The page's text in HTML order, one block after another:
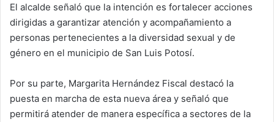
El alcalde señaló que la intención es fortalecer acciones
dirigidas a garantizar atención y acompañamiento a
personas pertenecientes a la diversidad sexual y de
género en el municipio de San Luis Potosí.
Por su parte, Margarita Hernández Fiscal destacó la
puesta en marcha de esta nueva área y señaló que
permitirá atender de manera específica a sectores de la